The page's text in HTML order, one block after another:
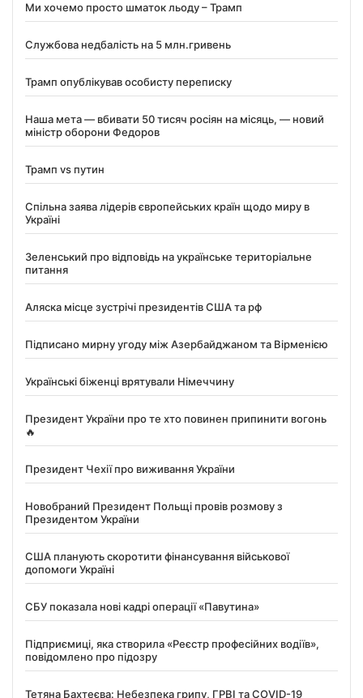
Ми хочемо просто шматок льоду – Трамп
Службова недбалість на 5 млн.гривень
Трамп опублікував особисту переписку
Наша мета — вбивати 50 тисяч росіян на місяць, — новий
міністр оборони Федоров
Трамп vs путин
Спільна заява лідерів європейських країн щодо миру в
Україні
Зеленський про відповідь на українське територіальне
питання
Аляска місце зустрічі президентів США та рф
Підписано мирну угоду між Азербайджаном та Вірменією
Українські біженці врятували Німеччину
Президент України про те хто повинен припинити вогонь
🔥
Президент Чехії про виживання України
Новобраний Президент Польщі провів розмову з
Президентом України
США планують скоротити фінансування військової
допомоги Україні
СБУ показала нові кадрі операції «Павутина»
Підприємиці, яка створила «Реєстр професійних водіїв»,
повідомлено про підозру
Тетяна Бахтеєва: Небезпека грипу, ГРВІ та COVID-19